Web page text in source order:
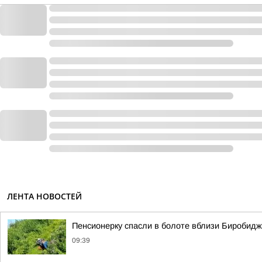
ЛЕНТА НОВОСТЕЙ
Пенсионерку спасли в болоте вблизи
09:39